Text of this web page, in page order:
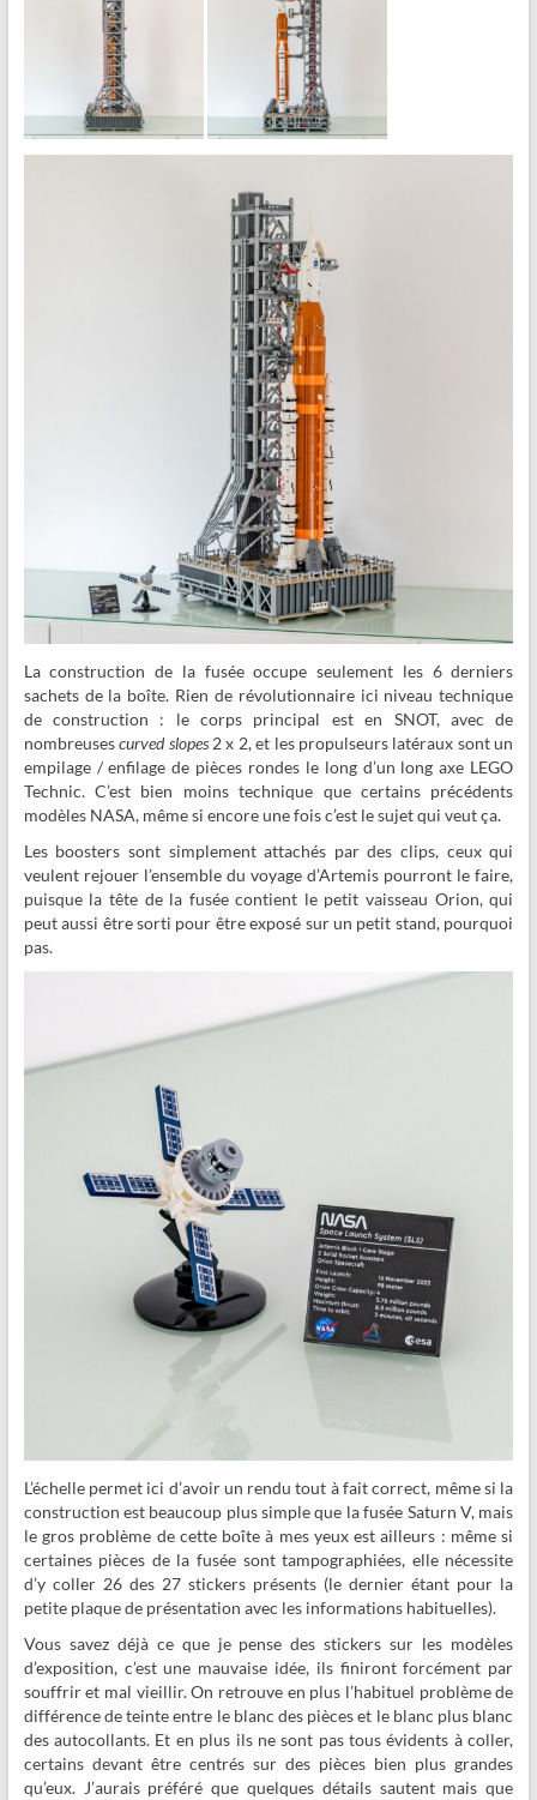
La construction de la fusée occupe seulement les 6 derniers
sachets de la boîte. Rien de révolutionnaire ici niveau technique
de construction : le corps principal est en SNOT, avec de
nombreusescurved slopes2 x 2, et les propulseurs latéraux sont un
empilage / enfilage de pièces rondes le long d’un long axe LEGO
Technic. C’est bien moins technique que certains précédents
modèles NASA, même si encore une fois c’est le sujet qui veut ça.
Les boosters sont simplement attachés par des clips, ceux qui
veulent rejouer l’ensemble du voyage d’Artemis pourront le faire,
puisque la tête de la fusée contient le petit vaisseau Orion, qui
peut aussi être sorti pour être exposé sur un petit stand, pourquoi
pas.
L’échelle permet ici d’avoir un rendu tout à fait correct, même si la
construction est beaucoup plus simple que la fusée Saturn V, mais
le gros problème de cette boîte à mes yeux est ailleurs : même si
certaines pièces de la fusée sont tampographiées, elle nécessite
d’y coller 26 des 27 stickers présents (le dernier étant pour la
petite plaque de présentation avec les informations habituelles).
Vous savez déjà ce que je pense des stickers sur les modèles
d’exposition, c’est une mauvaise idée, ils finiront forcément par
souffrir et mal vieillir. On retrouve en plus l’habituel problème de
différence de teinte entre le blanc des pièces et le blanc plus blanc
des autocollants. Et en plus ils ne sont pas tous évidents à coller,
certains devant être centrés sur des pièces bien plus grandes
qu’eux. J’aurais préféré que quelques détails sautent mais que